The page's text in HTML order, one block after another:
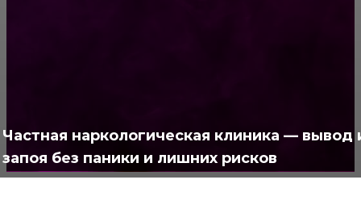
Частная наркологическая клиника — вывод
запоя без паники и лишних рисков